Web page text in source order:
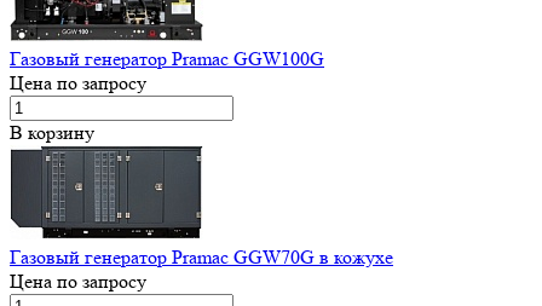
Газовый генератор Pramac GGW100G
Цена по запросу
В корзину
Газовый генератор Pramac GGW70G в кожухе
Цена по запросу